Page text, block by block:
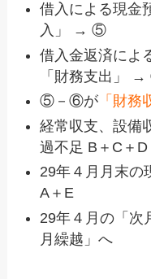
借入による現金
入」 → ⑤
借入金返済によ
「財務支出」
⑤－⑥が 「財務
経常収支、設備
過不足 B＋C＋
29年４月月末の
A＋E
29年４月の「次
月繰越」へ